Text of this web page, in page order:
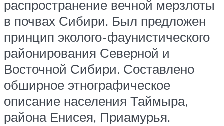
распространение вечной мерзлоты
в почвах Сибири. Был предложен
принцип эколого-фаунистического
районирования Северной и
Восточной Сибири. Составлено
обширное этнографическое
описание населения Таймыра,
района Енисея, Приамурья.